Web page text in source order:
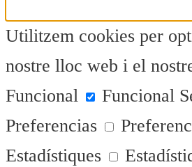
Utilitzem cookies per
nostre lloc web i el
Funcional
Funcional
Preferencias
Estadístiques